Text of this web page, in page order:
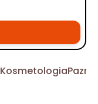
Kosmetologia